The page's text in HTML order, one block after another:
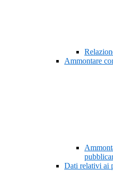
Ammontare
Dati relativi ai